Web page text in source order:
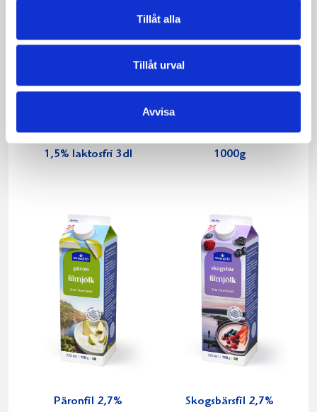
Tillåt alla
Tillåt urval
Avvisa
1,5% laktosfri 3dl
1000g
Päronfil 2,7%
Skogsbärsfil 2,7%